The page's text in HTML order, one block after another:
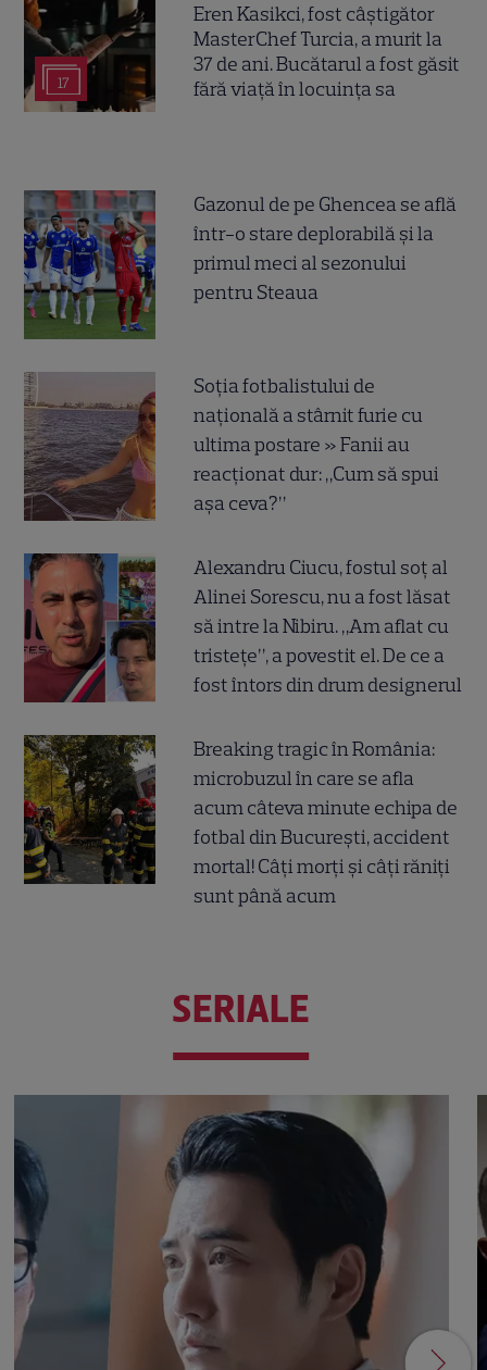
17
Eren Kasikci, fost câștigător
MasterChef Turcia, a murit la
37 de ani. Bucătarul a fost găsit
fără viață în locuința sa
Gazonul de pe Ghencea se află
într-o stare deplorabilă și la
primul meci al sezonului
pentru Steaua
Soția fotbalistului de
națională a stârnit furie cu
ultima postare » Fanii au
reacționat dur: „Cum să spui
așa ceva?”
Alexandru Ciucu, fostul soț al
Alinei Sorescu, nu a fost lăsat
să intre la Nibiru. „Am aflat cu
tristețe”, a povestit el. De ce a
fost întors din drum designerul
Breaking tragic în România:
microbuzul în care se afla
acum câteva minute echipa de
fotbal din București, accident
mortal! Câți morți și câți răniți
sunt până acum
SERIALE